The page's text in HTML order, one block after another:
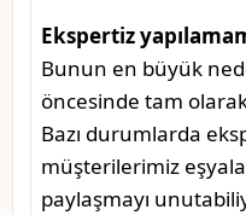
Ekspertiz
Bunun en büyük
öncesinde tam
Bazı durumlarda
müşterilerimiz
paylaşmayı